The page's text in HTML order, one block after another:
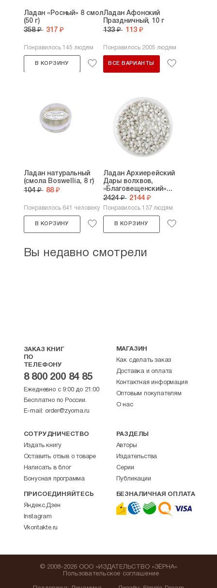
Ладан «Росный» 8 смол
(50 г)
358 ₽ 317 ₽
Понравилось 145 людям
В КОРЗИНУ
Ладан Афонский
Праздничный, 10 г
133 ₽ 113 ₽
Понравилось 2005 людям
ВСЕ ВАРИАНТЫ
Ладан натуральный
(смола Boswellia, 8 г)
104 ₽ 88 ₽
Понравилось 641 человеку
В КОРЗИНУ
Ладан Архиерейский
Дары волхвов,
«Благовещенский»...
2424 ₽ 2144 ₽
Понравилось 137 людям
В КОРЗИНУ
Вы недавно смотрели
ЗАКАЗ КНИГ
ПО
ТЕЛЕФОНУ
8 800 200 84 85
Ежедневно с 9:00 до 21:00
Бесплатно по России.
E-mail: order@zyorna.ru
МАГАЗИН
Как сделать заказ
Доставка и оплата
Контактная информация
Оптовым покупателям
О нас
СОТРУДНИЧЕСТВО
Издать книгу
Оставить отзыв о товаре
Написать в блог
Бонусная программа
РАЗДЕЛЫ
Авторы
Издательства
Серии
Публикации
ПРИСОЕДИНЯЙТЕСЬ
Яндекс.Дзен
Instagram
Vkontakte.ru
БЕЗНАЛИЧНАЯ ОПЛАТА
© 2008-2026 ООО «ИЗДАТЕЛЬСТВО «ЗЁРНА»
Пользовательское соглашение